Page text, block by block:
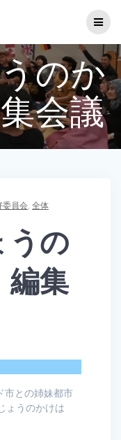
のか
会議
委員会, 全体
うの
編集
市との姉妹都市
ょうのかけは